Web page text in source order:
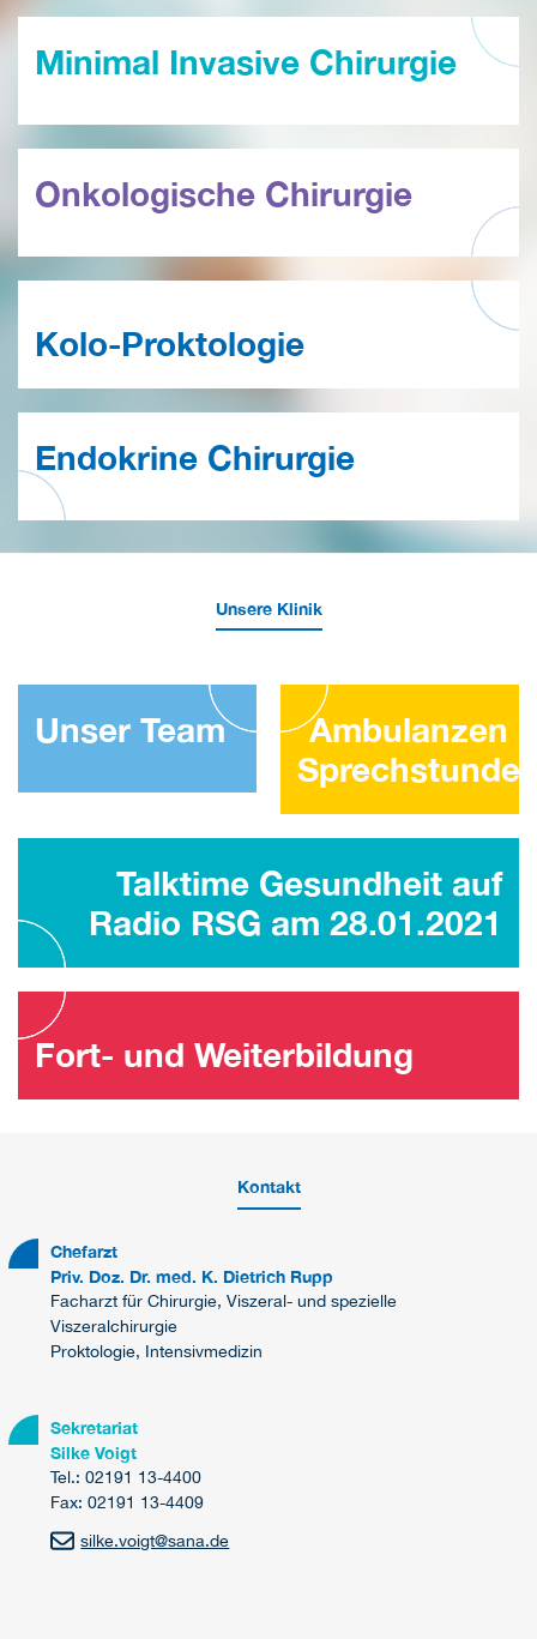
Minimal Invasive Chirurgie
Onkologische Chirurgie
Kolo-Proktologie
Endokrine Chirurgie
Unsere Klinik
Unser Team
Ambulanzen
Talktime Gesundheit auf
Radio RSG am 28.01.2021
Fort- und Weiterbildung
Kontakt
Chefarzt
Priv. Doz. Dr. med. K. Dietrich Rupp
Facharzt für Chirurgie, Viszeral- und spezielle
Viszeralchirurgie
Proktologie, Intensivmedizin
Sekretariat
Silke Voigt
Tel.: 02191 13-4400
Fax: 02191 13-4409
silke.voigt@sana.de